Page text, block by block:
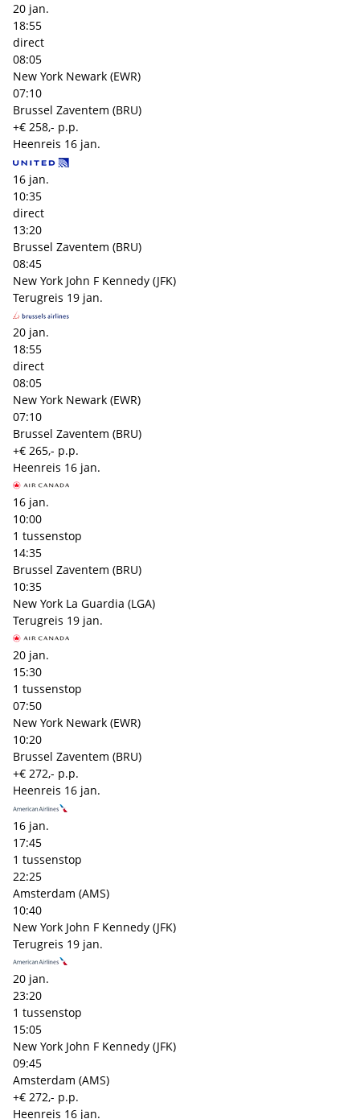
20 jan.
18:55
direct
08:05
New York Newark (EWR)
07:10
Brussel Zaventem (BRU)
+€ 258,- p.p.
Heenreis 16 jan.
16 jan.
10:35
direct
13:20
Brussel Zaventem (BRU)
08:45
New York John F Kennedy (JFK)
Terugreis 19 jan.
20 jan.
18:55
direct
08:05
New York Newark (EWR)
07:10
Brussel Zaventem (BRU)
+€ 265,- p.p.
Heenreis 16 jan.
16 jan.
10:00
1 tussenstop
14:35
Brussel Zaventem (BRU)
10:35
New York La Guardia (LGA)
Terugreis 19 jan.
20 jan.
15:30
1 tussenstop
07:50
New York Newark (EWR)
10:20
Brussel Zaventem (BRU)
+€ 272,- p.p.
Heenreis 16 jan.
16 jan.
17:45
1 tussenstop
22:25
Amsterdam (AMS)
10:40
New York John F Kennedy (JFK)
Terugreis 19 jan.
20 jan.
23:20
1 tussenstop
15:05
New York John F Kennedy (JFK)
09:45
Amsterdam (AMS)
+€ 272,- p.p.
Heenreis 16 jan.